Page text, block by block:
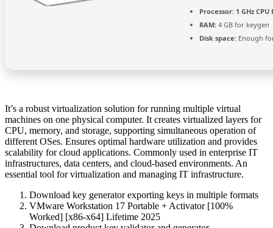
Processor: 1 GHz
RAM: 4 GB for keygen
Disk space: Enough
It’s a robust virtualization solution for running multiple virtual
machines on one physical computer. It creates virtualized layers for
CPU, memory, and storage, supporting simultaneous operation of
different OSes. Ensures optimal hardware utilization and provides
scalability for cloud applications. Commonly used in enterprise IT
infrastructures, data centers, and cloud-based environments. An
essential tool for virtualization and managing IT infrastructure.
Download key generator exporting keys in multiple formats
VMware Workstation 17 Portable + Activator [100%
Worked] [x86-x64] Lifetime 2025